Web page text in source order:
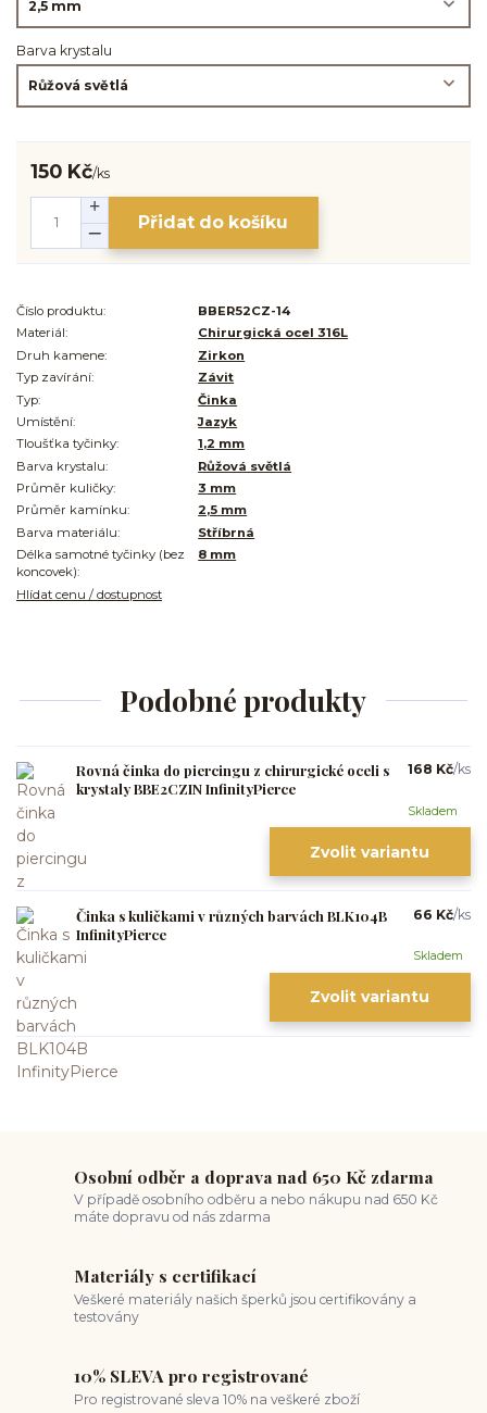
Barva krystalu
150 Kč/ks
Přidat do košíku
Číslo produktu:
BBER52CZ-14
Materiál:
Chirurgická ocel 316L
Druh kamene:
Zirkon
Typ zavírání:
Závit
Typ:
Činka
Umístění:
Jazyk
Tloušťka tyčinky:
1,2 mm
Barva krystalu:
Růžová světlá
Průměr kuličky:
3 mm
Průměr kamínku:
2,5 mm
Barva materiálu:
Stříbrná
Délka samotné tyčinky (bez
koncovek):
8 mm
Hlídat cenu / dostupnost
Podobné produkty
Rovná činka do piercingu z chirurgické oceli s
krystaly BBE2CZIN InfinityPierce
168 Kč/ks
Skladem
Zvolit variantu
Činka s kuličkami v různých barvách BLK104B
InfinityPierce
66 Kč/ks
Skladem
Zvolit variantu
Osobní odběr a doprava nad 650 Kč zdarma
V případě osobního odběru a nebo nákupu nad 650 Kč
máte dopravu od nás zdarma
Materiály s certifikací
Veškeré materiály našich šperků jsou certifikovány a
testovány
10% SLEVA pro registrované
Pro registrované sleva 10% na veškeré zboží